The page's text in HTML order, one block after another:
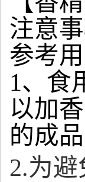
注意
参考
1、食
以加
的成
2.为